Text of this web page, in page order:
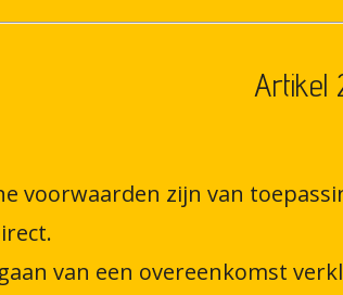
Artikel
voorwaarden zijn van
van een overeenkomst